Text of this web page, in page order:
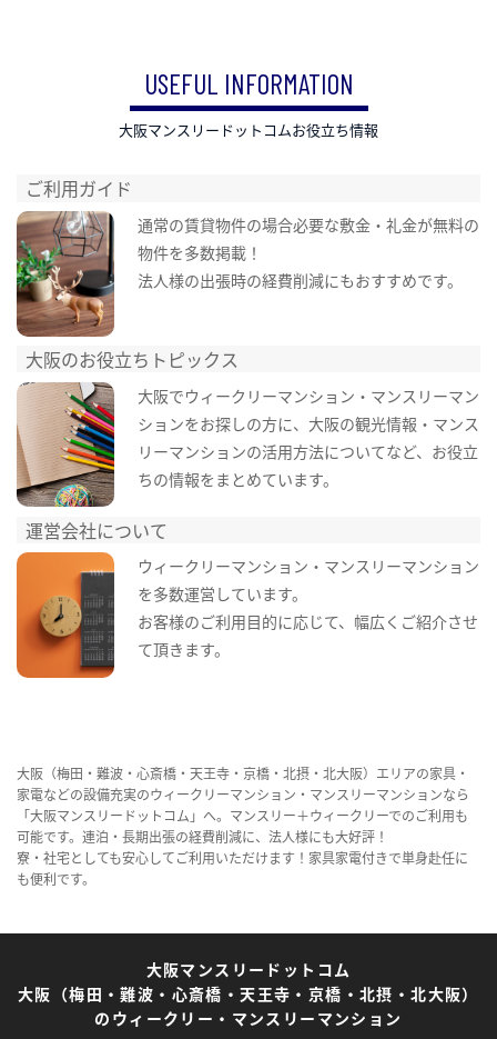
USEFUL INFORMATION
大阪マンスリードットコムお役立ち情報
ご利用ガイド
通常の賃貸物件の場合必要な敷金・礼金が無料の
物件を多数掲載！
法人様の出張時の経費削減にもおすすめです。
大阪のお役立ちトピックス
大阪でウィークリーマンション・マンスリーマン
ションをお探しの方に、大阪の観光情報・マンス
リーマンションの活用方法についてなど、お役立
ちの情報をまとめています。
運営会社について
ウィークリーマンション・マンスリーマンション
を多数運営しています。
お客様のご利用目的に応じて、幅広くご紹介させ
て頂きます。
大阪（梅田・難波・心斎橋・天王寺・京橋・北摂・北大阪）エリアの家具・
家電などの設備充実のウィークリーマンション・マンスリーマンションなら
「大阪マンスリードットコム」へ。マンスリー＋ウィークリーでのご利用も
可能です。連泊・長期出張の経費削減に、法人様にも大好評！
寮・社宅としても安心してご利用いただけます！家具家電付きで単身赴任に
も便利です。
大阪マンスリードットコム
大阪（梅田・難波・心斎橋・天王寺・京橋・北摂・北大阪）
のウィークリー・マンスリーマンション